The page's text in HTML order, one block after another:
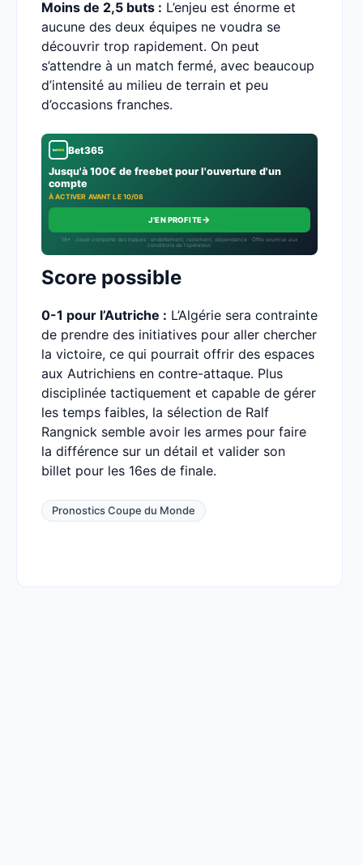
Moins de 2,5 buts : L’enjeu est énorme et
aucune des deux équipes ne voudra se
découvrir trop rapidement. On peut
s’attendre à un match fermé, avec beaucoup
d’intensité au milieu de terrain et peu
d’occasions franches.
Bet365
Jusqu'à 100€ de freebet pour l'ouverture d'un
compte
À ACTIVER AVANT LE 10/08
J'EN PROFITE→
18+ · Jouer comporte des risques : endettement, isolement, dépendance · Offre soumise aux
conditions de l’opérateur.
Score possible
0-1 pour l’Autriche : L’Algérie sera contrainte
de prendre des initiatives pour aller chercher
la victoire, ce qui pourrait offrir des espaces
aux Autrichiens en contre-attaque. Plus
disciplinée tactiquement et capable de gérer
les temps faibles, la sélection de Ralf
Rangnick semble avoir les armes pour faire
la différence sur un détail et valider son
billet pour les 16es de finale.
Pronostics Coupe du Monde